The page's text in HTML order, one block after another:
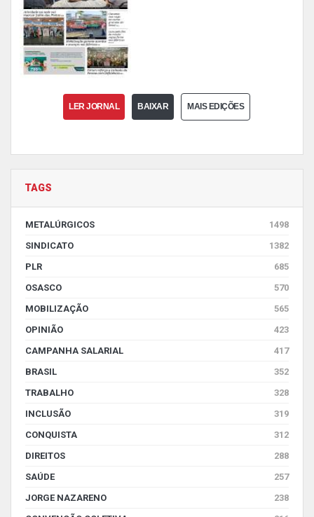
LER JORNAL BAIXAR MAIS EDIÇÕES
TAGS
METALÚRGICOS
1498
SINDICATO
1382
PLR
685
OSASCO
570
MOBILIZAÇÃO
565
OPINIÃO
423
CAMPANHA SALARIAL
417
BRASIL
352
TRABALHO
328
INCLUSÃO
319
CONQUISTA
312
DIREITOS
288
SAÚDE
257
JORGE NAZARENO
238